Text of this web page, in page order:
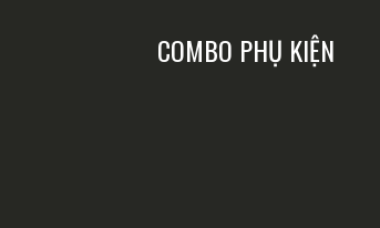
COMBO PHỤ KIỆN